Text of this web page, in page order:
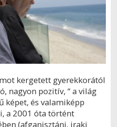
kergetett gyerekkorától
nagyon pozitív, “ a világ
képet, és valamiképp
a 2001 óta történt
(afganisztáni, iraki